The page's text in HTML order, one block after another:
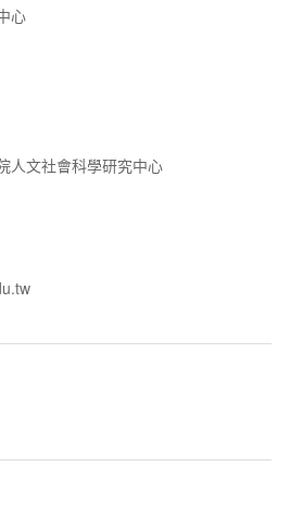
心
人文社會科學研究中心